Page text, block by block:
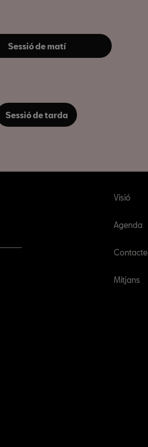
Sessió de matí
Sessió de tarda
Visió
Agenda
Contacte
Mitjans